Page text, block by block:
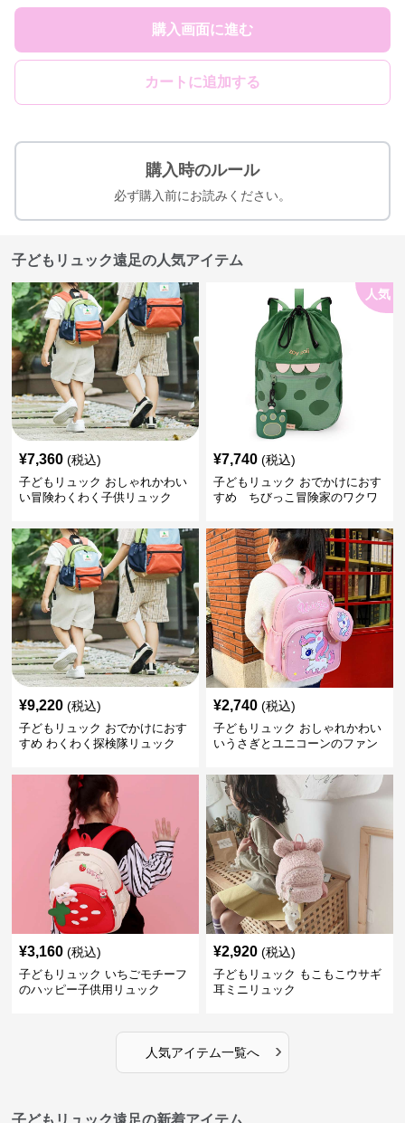
購入画面に進む
カートに追加する
購入時のルール
必ず購入前にお読みください。
子どもリュック遠足の人気アイテム
¥7,360 (税込)
子どもリュック おしゃれかわい
い冒険わくわく子供リュック
人気
¥7,740 (税込)
子どもリュック おでかけにおす
すめ ちびっこ冒険家のワクワ
¥9,220 (税込)
子どもリュック おでかけにおす
すめ わくわく探検隊リュック
¥2,740 (税込)
子どもリュック おしゃれかわい
いうさぎとユニコーンのファン
¥3,160 (税込)
子どもリュック いちごモチーフ
のハッピー子供用リュック
¥2,920 (税込)
子どもリュック もこもこウサギ
耳ミニリュック
人気アイテム一覧へ ›
子どもリュック遠足の新着アイテム